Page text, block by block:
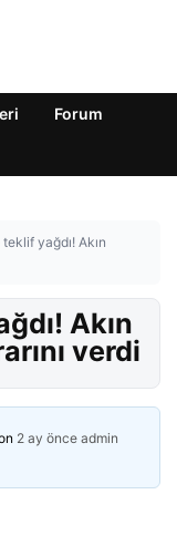
Forum
yağdı! Akın
Akın
verdi
2 ay önce admin